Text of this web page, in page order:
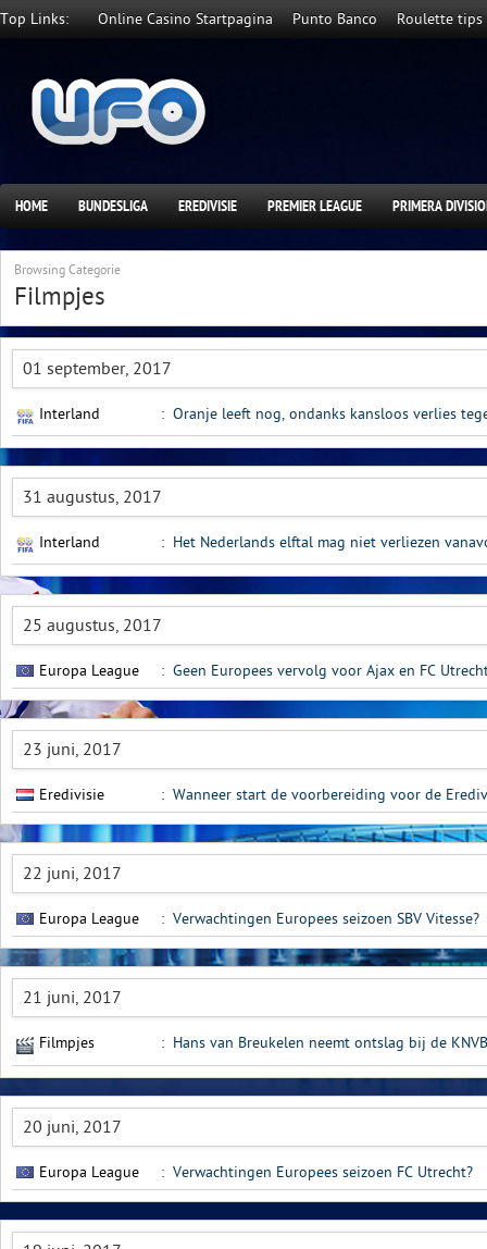
Top Links: Online Casino Startpagina Punto Banco Roulette tips
HOME BUNDESLIGA EREDIVISIE PREMIER LEAGUE PRIMERA
Browsing Categorie
Filmpjes
01 september, 2017
Interland : Oranje leeft nog, ondanks kansloos verlies
31 augustus, 2017
Interland : Het Nederlands elftal mag niet verliezen
25 augustus, 2017
Europa League : Geen Europees vervolg voor Ajax en FC
23 juni, 2017
Eredivisie : Wanneer start de voorbereiding voor de
22 juni, 2017
Europa League : Verwachtingen Europees seizoen SBV Vitesse?
21 juni, 2017
Filmpjes : Hans van Breukelen neemt ontslag bij de KNVB
20 juni, 2017
Europa League : Verwachtingen Europees seizoen FC Utrecht?